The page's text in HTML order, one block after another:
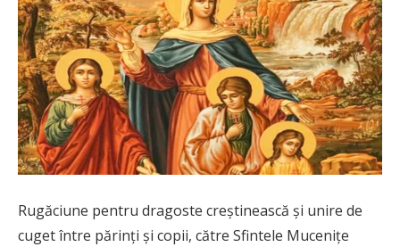
Rugăciune pentru dragoste creştinească şi unire de
cuget între părinţi şi copii, către Sfintele Muceniţe